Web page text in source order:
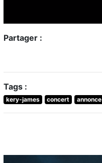
Partager :
Tags :
kery-james concert annonce